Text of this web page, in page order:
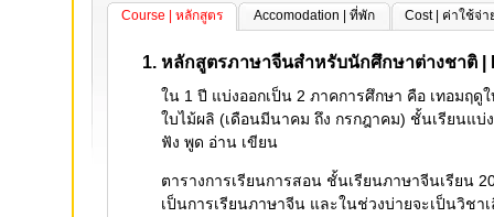
Course | หลักสูตร Accomodation | ที่พัก Cost | ค่าใช้จ่า
หลักสูตรภาษาจีนสำหรับนักศึกษาต่างชาติ |
ใน 1 ปี แบ่งออกเป็น 2 ภาคการศึกษา คือ เทอมฤดู
ใบไม้ผลิ (เดือนมีนาคม ถึง กรกฎาคม) ชั้นเรียนแบ่
ฟัง พูด อ่าน เขียน
ตารางการเรียนการสอน ชั้นเรียนภาษาจีนเรียน
เป็นการเรียนภาษาจีน และในช่วงบ่ายจะเป็นวิชา